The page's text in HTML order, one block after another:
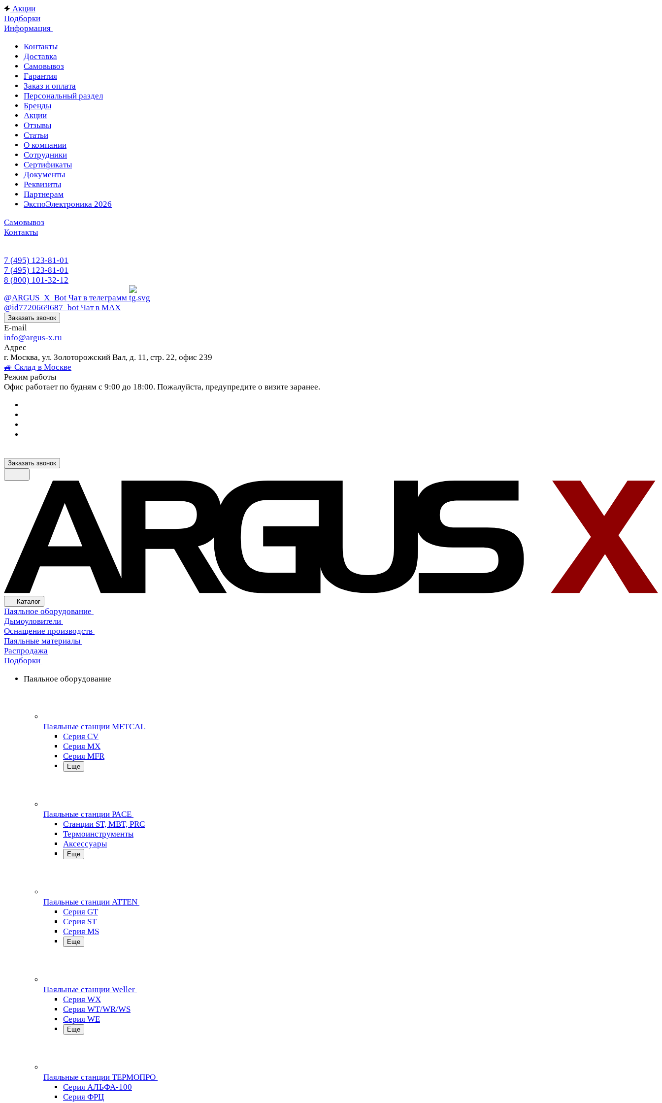
Акции
Подборки
Информация
Контакты
Доставка
Самовывоз
Гарантия
Заказ и оплата
Персональный раздел
Бренды
Акции
Отзывы
Статьи
О компании
Сотрудники
Сертификаты
Документы
Реквизиты
Партнерам
ЭкспоЭлектроника 2026
Самовывоз
Контакты
7 (495) 123-81-01
7 (495) 123-81-01
8 (800) 101-32-12
@ARGUS_X_Bot Чат в телеграмм
@id7720669687_bot Чат в МАХ
Заказать звонок
E-mail
info@argus-x.ru
Адрес
г. Москва, ул. Золоторожский Вал, д. 11, стр. 22, офис 239
🚙 Склад в Москве
Режим работы
Офис работает по будням с 9:00 до 18:00. Пожалуйста, предупредите о визите заранее.
Заказать звонок
Каталог
Паяльное оборудование
Дымоуловители
Оснащение производств
Паяльные материалы
Распродажа
Подборки
Паяльное оборудование
Паяльные станции METCAL
Серия CV
Серия MX
Серия MFR
Еще
Паяльные станции PACE
Станции ST, MBT, PRC
Термоинструменты
Аксессуары
Еще
Паяльные станции ATTEN
Серия GT
Серия ST
Серия MS
Еще
Паяльные станции Weller
Серия WX
Серия WT/WR/WS
Серия WE
Еще
Паяльные станции ТЕРМОПРО
Серия АЛЬФА-100
Серия ФРЦ